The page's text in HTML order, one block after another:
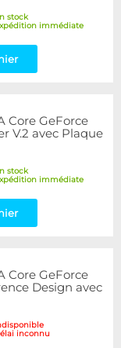
stock
immédiate
Core GeForce
V.2 avec Plaque
stock
immédiate
Core GeForce
Design avec
inconnu